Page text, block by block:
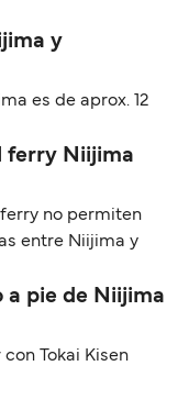
y
es de aprox. 12
ferry Niijima
no permiten
entre Niijima y
a pie de Niijima
Tokai Kisen